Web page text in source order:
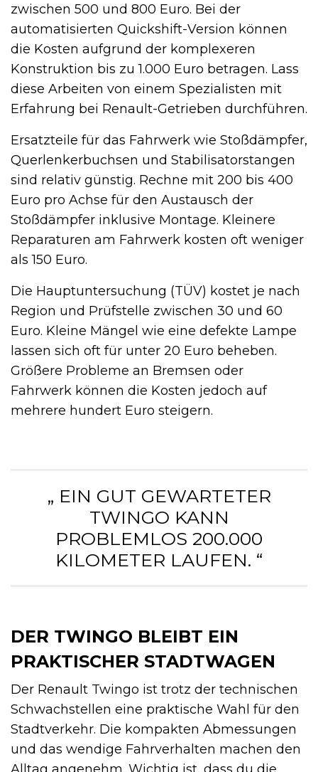
zwischen 500 und 800 Euro. Bei der
automatisierten Quickshift-Version können
die Kosten aufgrund der komplexeren
Konstruktion bis zu 1.000 Euro betragen. Lass
diese Arbeiten von einem Spezialisten mit
Erfahrung bei Renault-Getrieben durchführen.
Ersatzteile für das Fahrwerk wie Stoßdämpfer,
Querlenkerbuchsen und Stabilisatorstangen
sind relativ günstig. Rechne mit 200 bis 400
Euro pro Achse für den Austausch der
Stoßdämpfer inklusive Montage. Kleinere
Reparaturen am Fahrwerk kosten oft weniger
als 150 Euro.
Die Hauptuntersuchung (TÜV) kostet je nach
Region und Prüfstelle zwischen 30 und 60
Euro. Kleine Mängel wie eine defekte Lampe
lassen sich oft für unter 20 Euro beheben.
Größere Probleme an Bremsen oder
Fahrwerk können die Kosten jedoch auf
mehrere hundert Euro steigern.
„ EIN GUT GEWARTETER
TWINGO KANN
PROBLEMLOS 200.000
KILOMETER LAUFEN. “
DER TWINGO BLEIBT EIN
PRAKTISCHER STADTWAGEN
Der Renault Twingo ist trotz der technischen
Schwachstellen eine praktische Wahl für den
Stadtverkehr. Die kompakten Abmessungen
und das wendige Fahrverhalten machen den